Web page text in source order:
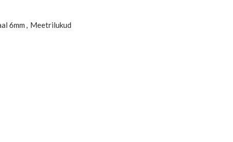
6mm , Meetrilukud